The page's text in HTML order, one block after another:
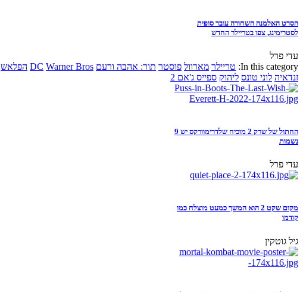
הסרט האלמנה השחורה עובר סופית
לסטרימינג, צפו בטריילר החדש
עדי פרל
In this category: טריילר מארוול פוסטר תור: אהבה ורעם DC Warner Bros הפלאש
זנדאיה לוני טונס ליהוק ספייס ג'אם 2
החתול של שרק 2 מוכיח שלדרימוורקס יש 9
נשמות
עדי פרל
מקום שקט 2 הוא המשך כמעט מוצלח כמו
קודמו
גיל גוטקין